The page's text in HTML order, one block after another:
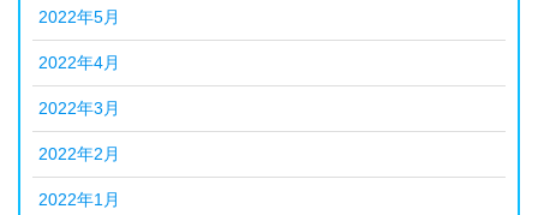
2022年5月
2022年4月
2022年3月
2022年2月
2022年1月